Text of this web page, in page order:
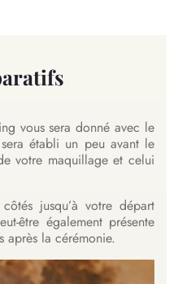
vous sera donné avec le
établi un peu avant le
votre maquillage et celui
jusqu’à votre départ
être également présente
après la cérémonie.